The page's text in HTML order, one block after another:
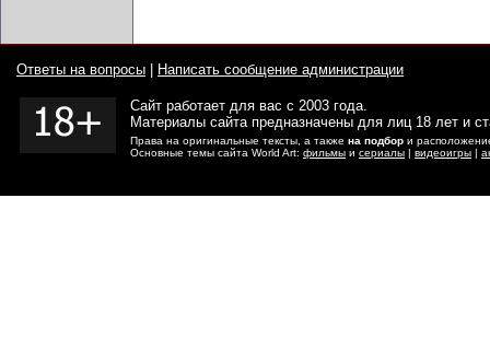
Ответы на вопросы Написать сообщение администрации
Сайт работает для вас с 2003 года.
Материалы сайта предназначены для лиц 18 лет и
Права на оригинальные тексты, а также на подбор и
Основные темы сайта World Art: фильмы и сериалы | видеоигры |